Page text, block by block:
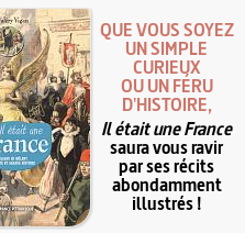
QUE VOUS SOYEZ
UN SIMPLE
CURIEUX
OU UN FÉRU
D'HISTOIRE,
Il était une France
saura vous ravir
par ses récits
abondamment
illustrés !